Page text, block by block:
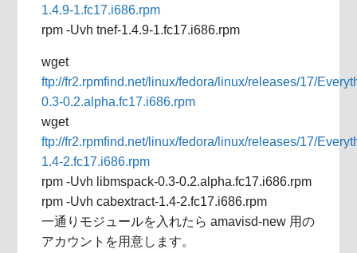
1.4.9-1.fc17.i686.rpm
rpm -Uvh tnef-1.4.9-1.fc17.i686.rpm
wget
ftp://fr2.rpmfind.net/linux/fedora/linux/releases/17/
0.3-0.2.alpha.fc17.i686.rpm
wget
ftp://fr2.rpmfind.net/linux/fedora/linux/releases/17/
1.4-2.fc17.i686.rpm
rpm -Uvh libmspack-0.3-0.2.alpha.fc17.i686.rpm
rpm -Uvh cabextract-1.4-2.fc17.i686.rpm
一通りモジュールを入れたら amavisd-new 用の
アカウントを用意します。